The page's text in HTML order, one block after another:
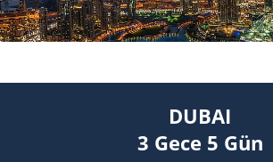
DUBAI
3 Gece 5 Gün